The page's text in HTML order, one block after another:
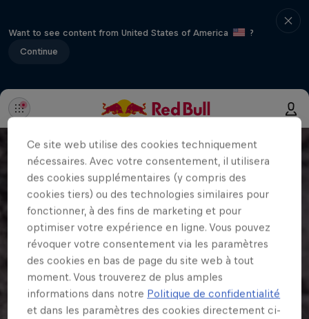
Want to see content from United States of America
?
Continue
Ce site web utilise des cookies techniquement
nécessaires. Avec votre consentement, il utilisera
des cookies supplémentaires (y compris des
cookies tiers) ou des technologies similaires pour
fonctionner, à des fins de marketing et pour
optimiser votre expérience en ligne. Vous pouvez
révoquer votre consentement via les paramètres
des cookies en bas de page du site web à tout
moment. Vous trouverez de plus amples
informations dans notre Politique de confidentialité
et dans les paramètres des cookies directement ci-